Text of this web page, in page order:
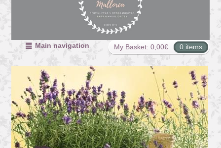
My Basket: 0,00€ 0 items
Main navigation